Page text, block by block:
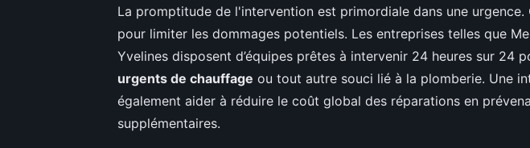
La promptitude de l'intervention est primordiale dans une urgence.
pour limiter les dommages potentiels. Les entreprises telles que
Yvelines disposent d’équipes prêtes à intervenir 24 heures sur 24
urgents de chauffage ou tout autre souci lié à la plomberie. Une
également aider à réduire le coût global des réparations en
supplémentaires.